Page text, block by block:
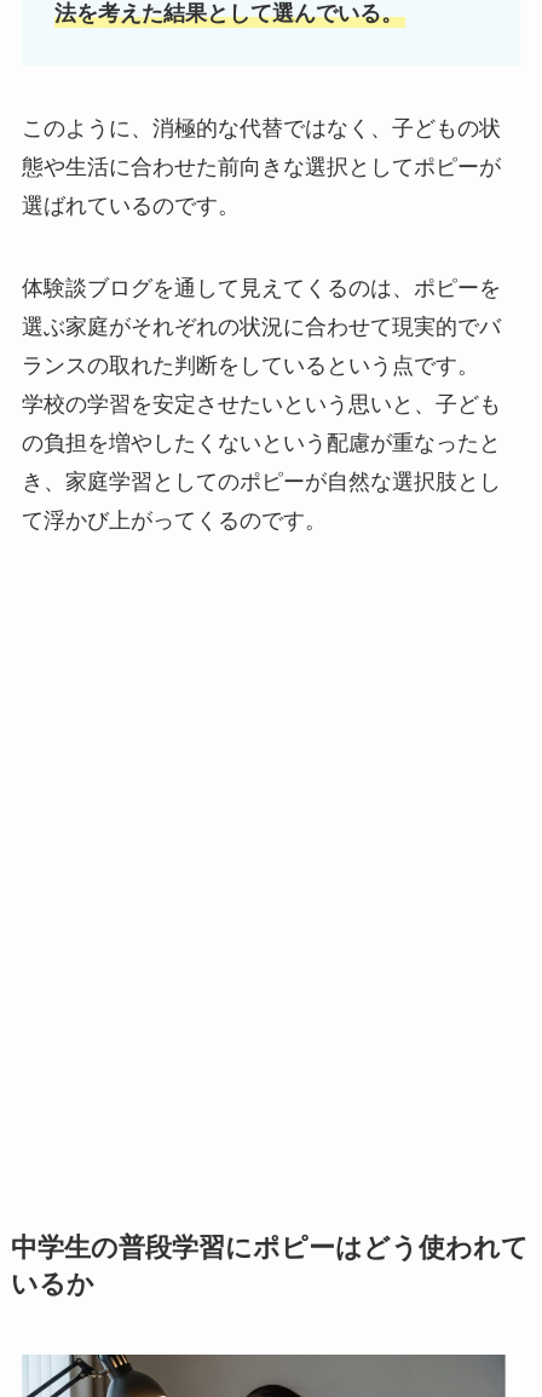
法を考えた結果として選んでいる。
このように、消極的な代替ではなく、子どもの状
態や生活に合わせた前向きな選択としてポピーが
選ばれているのです。
体験談ブログを通して見えてくるのは、ポピーを
選ぶ家庭がそれぞれの状況に合わせて現実的でバ
ランスの取れた判断をしているという点です。
学校の学習を安定させたいという思いと、子ども
の負担を増やしたくないという配慮が重なったと
き、家庭学習としてのポピーが自然な選択肢とし
て浮かび上がってくるのです。
中学生の普段学習にポピーはどう使われて
いるか